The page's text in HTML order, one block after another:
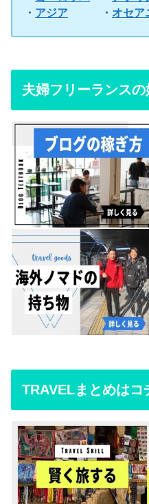
・ アジア ・ オセア
夫婦フリーランスの
TRAVELまとめはコ